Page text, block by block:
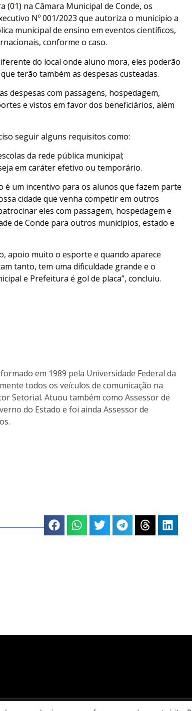
na Câmara Municipal de Conde, os
Nº 001/2023 que autoriza o município a
municipal de ensino em eventos científicos,
conforme o caso.
do local onde aluno mora, eles poderão
terão também as despesas custeadas.
despesas com passagens, hospedagem,
e vistos em favor dos beneficiários, além
seguir alguns requisitos como:
da rede pública municipal;
em caráter efetivo ou temporário.
é um incentivo para os alunos que fazem parte
cidade que venha competir em outros
eles com passagem, hospedagem e
de Conde para outros municípios, estado e
apoio muito o esporte e quando aparece
tanto, tem uma dificuldade grande e o
e Prefeitura é gol de placa”, concluiu.
em 1989 pela Universidade Federal da
todos os veículos de comunicação na
Setorial. Atuou também como Assessor de
do Estado e foi ainda Assessor de